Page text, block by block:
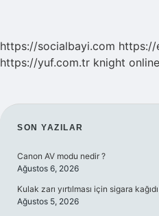
https://socialbayi.com https://
https://yuf.com.tr knight online
SIDEBAR
SON YAZILAR
Canon AV modu nedir ?
Ağustos 6, 2026
Kulak zarı yırtılması için sigara
Ağustos 5, 2026